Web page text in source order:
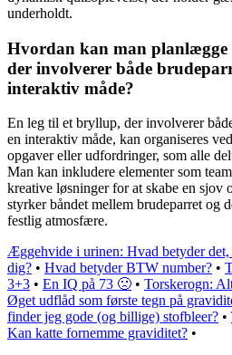
underholdt.
Hvordan kan man planlægge
der involverer både
interaktiv måde?
En leg til et bryllup, der involverer
en interaktiv måde, kan organiseres
opgaver eller udfordringer, som alle
Man kan inkludere elementer som
kreative løsninger for at skabe en sjov
styrker båndet mellem brudeparret og
festlig atmosfære.
Æggehvide i urinen: Hvad betyder
dig? • Hvad betyder BTW number? •
3+3 • En IQ på 73 🙁 • Torskerogn:
Øget udflåd som første tegn på
finder jeg gode (og billige) stofbleer? •
Kan katte fornemme graviditet? •